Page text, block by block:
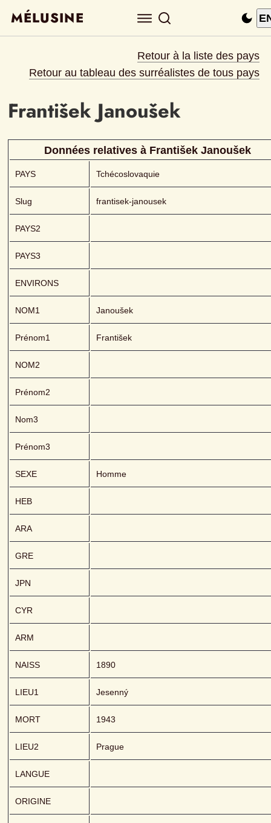
MÉLUSINE
Retour à la liste des pays
Retour au tableau des surréalistes de tous pays
František Janoušek
Données relatives à František Janoušek
PAYS Tchécoslovaquie
Slug frantisek-janousek
PAYS2
PAYS3
ENVIRONS
NOM1 Janoušek
Prénom1 František
NOM2
Prénom2
Nom3
Prénom3
SEXE Homme
HEB
ARA
GRE
JPN
CYR
ARM
NAISS 1890
LIEU1 Jesenný
MORT 1943
LIEU2 Prague
LANGUE
ORIGINE